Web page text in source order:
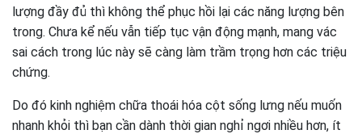
lượng đầy đủ thì không thể phục hồi lại các năng lượng bên
trong. Chưa kể nếu vẫn tiếp tục vận động mạnh, mang vác
sai cách trong lúc này sẽ càng làm trầm trọng hơn các triệu
chứng.
Do đó kinh nghiệm chữa thoái hóa cột sống lưng nếu muốn
nhanh khỏi thì bạn cần dành thời gian nghỉ ngơi nhiều hơn, ít